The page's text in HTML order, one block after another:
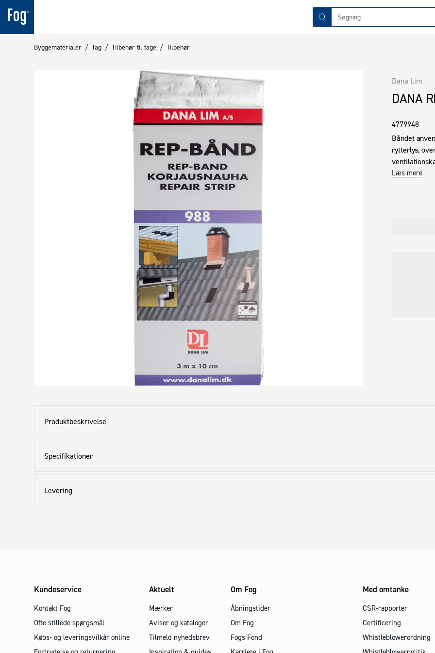
Byggematerialer / Tag / Tilbehør til tage / Tilbehør
DANA
Dana Lim
4779948
Båndet
rytterlys,
Rep-bånd
Læs mere
Produktbeskrivelse
Specifikationer
Levering
Kundeservice
Kontakt Fog
Ofte stillede spørgsmål
Købs- og leveringsvilkår online
Aktuelt
Mærker
Aviser og kataloger
Tilmeld nyhedsbrev
Om Fog
Åbningstider
Om Fog
Fogs Fond
Med omtanke
CSR-rapporter
Certificering
Whistleblowerordning